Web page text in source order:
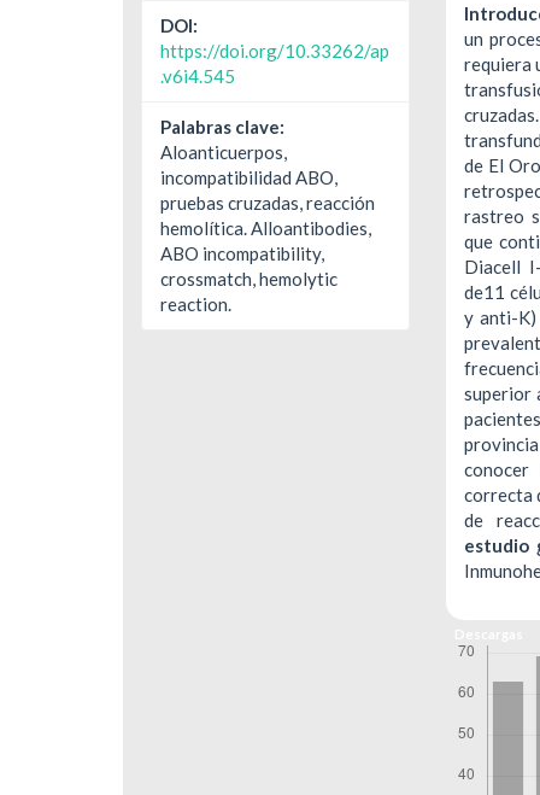
DOI:
https://doi.org/10.33262/ap
.v6i4.545
Palabras clave:
Aloanticuerpos,
incompatibilidad ABO,
pruebas cruzadas, reacción
hemolítica. Alloantibodies,
ABO incompatibility,
crossmatch, hemolytic
reaction.
un
requiera
cruzadas.
de El
rastreo
que
Diacell
de11
y anti-K)
superior
conocer
correcta
de
estudio